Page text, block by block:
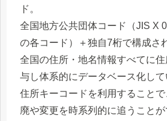
ド。
全国地方公共団体コード（JIS X
の各コード）＋独自7桁で構成さ
全国の住所・地名情報すべてに
与し体系的にデータベース化して
住所キーコードを利用すること
廃や変更を時系列的に追うこと